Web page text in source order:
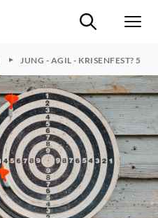
Suche ein-/
JUNG - AGIL - KRISENFEST? 5